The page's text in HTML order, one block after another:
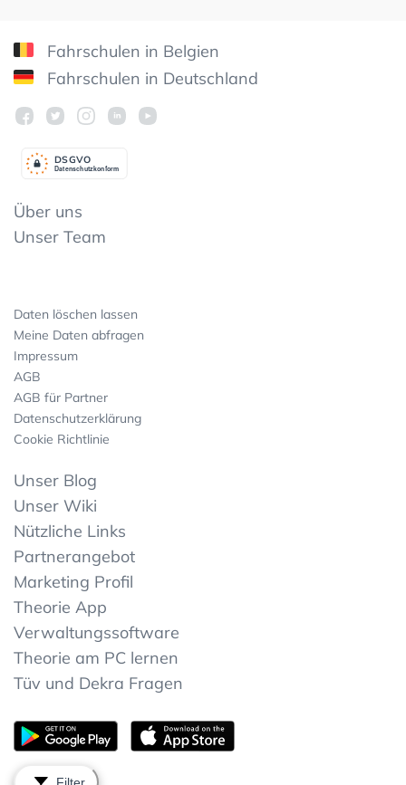
Filter
Fahrschulen in Belgien
Fahrschulen in Deutschland
Datenschutzkonform
DSGVO
Über uns
Unser Team
Daten löschen lassen
Meine Daten abfragen
Impressum
AGB
AGB für Partner
Datenschutzerklärung
Cookie Richtlinie
Unser Blog
Unser Wiki
Nützliche Links
Partnerangebot
Marketing Profil
Theorie App
Verwaltungssoftware
Theorie am PC lernen
Tüv und Dekra Fragen